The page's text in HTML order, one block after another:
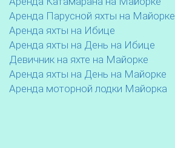
Аренда Парусной яхты на Майорке
Аренда яхты на Ибице
Аренда яхты на День на Ибице
Девичник на яхте на Майорке
Аренда яхты на День на Майорке
Аренда моторной лодки Майорка